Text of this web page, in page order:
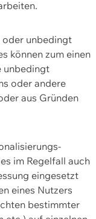
oder unbedingt
können zum einen
unbedingt
oder andere
aus Gründen
im Regelfall auch
eingesetzt
eines Nutzers
bestimmter